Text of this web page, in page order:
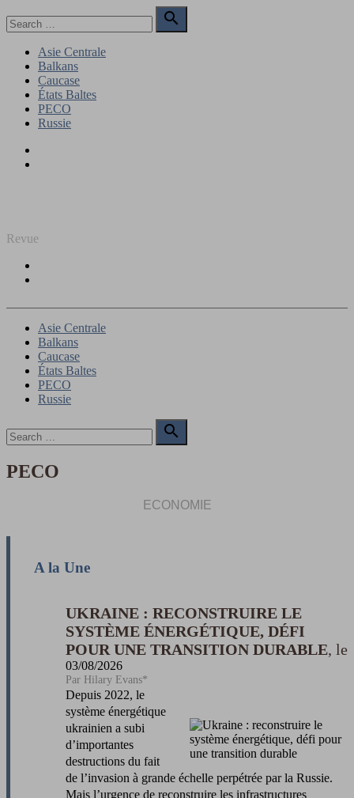
to
for:

Search
Asie Centrale
Balkans
Caucase
États Baltes
PECO
Russie
Revue
Asie Centrale
Balkans
Caucase
États Baltes
PECO
Russie
for:

Search
PECO
ECONOMIE
A la Une
UKRAINE : RECONSTRUIRE LE
SYSTÈME ÉNERGÉTIQUE, DÉFI
POUR UNE TRANSITION DURABLE
03/08/2026
Hilary Evans*
Depuis 2022, le
système énergétique
ukrainien a subi
d’importantes
destructions du fait
de l’invasion à grande échelle perpétrée par la Russie.
Mais l’urgence de reconstruire les infrastructures